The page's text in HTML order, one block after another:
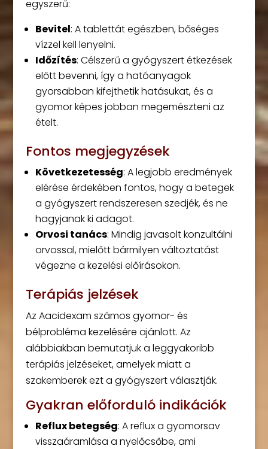
egyszerű:
Bevitel: A tablettát egészben, bőséges
vízzel kell lenyelni.
Időzítés: Célszerű a gyógyszert étkezések
előtt bevenni, így a hatóanyagok
gyorsabban kifejthetik hatásukat, és a
gyomor képes jobban megemészteni az
ételt.
Fontos megjegyzések
Következetesség: A legjobb eredmények
elérése érdekében fontos, hogy a betegek
a gyógyszert rendszeresen szedjék, és ne
hagyjanak ki adagot.
Orvosi tanács: Mindig javasolt konzultálni
orvossal, mielőtt bármilyen változtatást
végezne a kezelési előírásokon.
Terápiás jelzések
Az Aacidexam számos gyomor- és
bélprobléma kezelésére ajánlott. Az
alábbiakban bemutatjuk a leggyakoribb
terápiás jelzéseket, amelyek miatt a
szakemberek ezt a gyógyszert választják.
Gyakran előforduló indikációk
Reflux betegség: A reflux a gyomorsav
visszaáramlása a nyelőcsőbe, ami